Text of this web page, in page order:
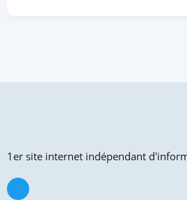
1er site internet indépendant